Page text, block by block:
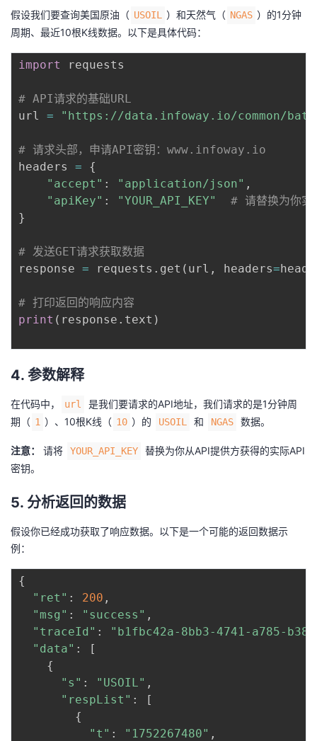
堂
我
的
程
我
认
的
我
藏
技
的
假设我们要查询美国原油（ USOIL ）和天然气（ NGAS ）的1分钟
周期、最近10根K线数据。以下是具体代码：
import requests
# API请求的基础URL
url = "https://data.infoway.io/common/
# 请求头部，申请API密钥：www.infoway.io
headers =
{
"accept" : "application/json" ,
"apiKey" : "YOUR_API_KEY"
# 请替换为你实
}
# 发送GET请求获取数据
response = requests . get ( url , headers=
# 打印返回的响应内容
print ( response . text )
4. 参数解释
在代码中， url
是我们要请求的API地址，我们请求的是1分钟周
期（ 1 ）、10根K线（ 10 ）的 USOIL 和 NGAS 数据。
注意： 请将 YOUR_API_KEY
替换为你从API提供方获得的实际API
密钥。
5. 分析返回的数据
假设你已经成功获取了响应数据。以下是一个可能的返回数据示
例：
{
"ret" : 200 ,
"msg" : "success" ,
"traceId" :
"b1fbc42a-8bb3-4741-a785-
"data" :
[
{
"s" : "USOIL" ,
"respList" :
[
{
"t" : "1752267480" ,